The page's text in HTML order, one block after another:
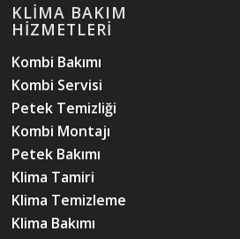
KLIMA BAKIM
HIZMETLERI
Kombi Bakımı
Kombi Servisi
Petek Temizliği
Kombi Montajı
Petek Bakımı
Klima Tamiri
Klima Temizleme
Klima Bakımı